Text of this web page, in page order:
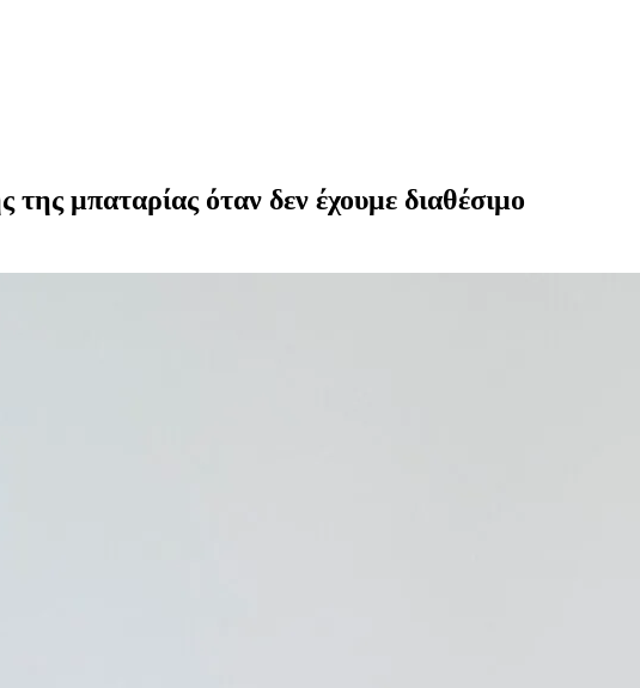
της μπαταρίας όταν δεν έχουμε διαθέσιμο